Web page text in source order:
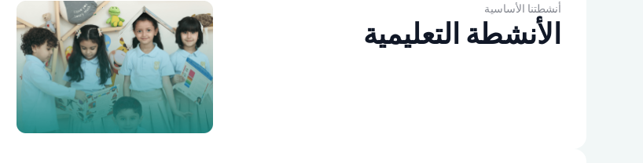
أنشطتنا الأساسية
الأنشطة التعليمية